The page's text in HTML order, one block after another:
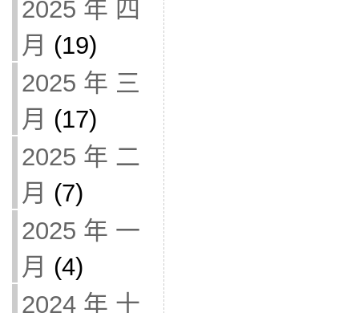
2025 年 四
月 (19)
2025 年 三
月 (17)
2025 年 二
月 (7)
2025 年 一
月 (4)
2024 年 十